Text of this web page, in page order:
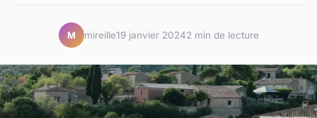
M mireille19 janvier 20242 min de lecture